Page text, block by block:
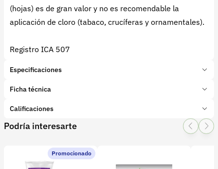
(hojas) es de gran valor y no es recomendable la
aplicación de cloro (tabaco, crucíferas y ornamentales).
Registro ICA 507
Especificaciones
Marca: Nutrimon
Tipo de producto:
Subcategoría:Simples
Ficha técnica
Calificaciones
1 Star
2 Star
3 Star4 Star
0 calificaciones
Podría interesarte
Promocionado